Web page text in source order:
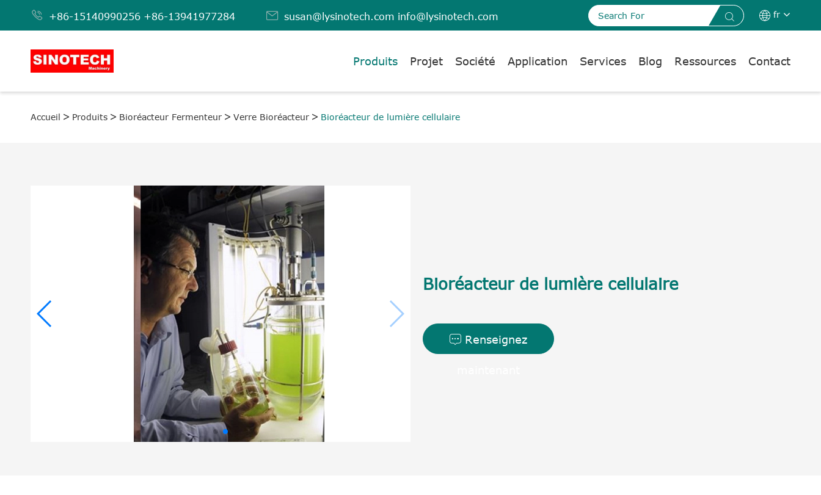
 +86-15140990256 +86-13941977284  susan@lysinotech.com info@lysinotech.com   fr
Produits Projet Société Application Services Blog Ressources Contact
Accueil Produits Bioréacteur Fermenteur Verre Bioréacteur Bioréacteur de lumière cellulaire
Bioréacteur de lumière cellulaire
 Renseignez